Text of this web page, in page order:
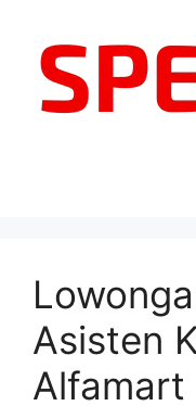
Asisten
Alfamart